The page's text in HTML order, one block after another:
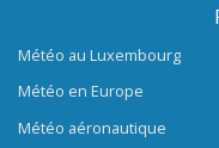
Météo au Luxembourg
Météo en Europe
Météo aéronautique